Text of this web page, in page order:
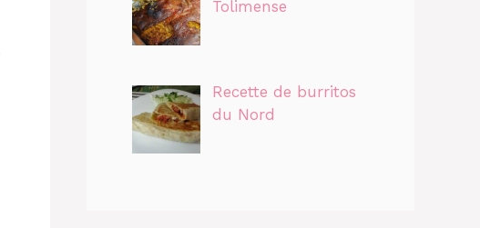
Tolimense
Recette de burritos
du Nord